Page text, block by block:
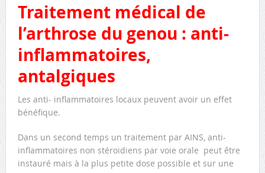
Traitement médical de
l’arthrose du genou : anti-
inflammatoires,
antalgiques
Les anti- inflammatoires locaux peuvent avoir un effet
bénéfique.
Dans un second temps un traitement par AINS, anti-
inflammatoires non stéroidiens par voie orale peut être
instauré mais à la plus petite dose possible et sur une